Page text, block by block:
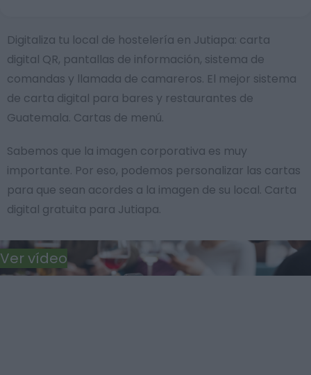
Digitaliza tu local de hostelería en Jutiapa: carta
digital QR, pantallas de información, sistema de
comandas y llamada de camareros. El mejor sistema
de carta digital para bares y restaurantes de
Guatemala. Cartas de menú.
Sabemos que la imagen corporativa es muy
importante. Por eso, podemos personalizar las cartas
para que sean acordes a la imagen de su local. Carta
digital gratuita para Jutiapa.
Ver vídeo